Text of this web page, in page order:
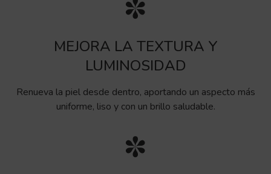
MEJORA LA TEXTURA Y
LUMINOSIDAD
Renueva la piel desde dentro, aportando un aspecto más
uniforme, liso y con un brillo saludable.